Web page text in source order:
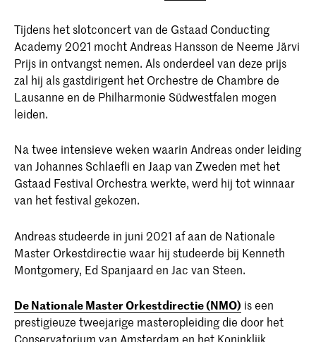
Tijdens het slotconcert van de Gstaad Conducting
Academy 2021 mocht Andreas Hansson de Neeme Järvi
Prijs in ontvangst nemen. Als onderdeel van deze prijs
zal hij als gastdirigent het Orchestre de Chambre de
Lausanne en de Philharmonie Südwestfalen mogen
leiden.
Na twee intensieve weken waarin Andreas onder leiding
van Johannes Schlaefli en Jaap van Zweden met het
Gstaad Festival Orchestra werkte, werd hij tot winnaar
van het festival gekozen.
Andreas studeerde in juni 2021 af aan de Nationale
Master Orkestdirectie waar hij studeerde bij Kenneth
Montgomery, Ed Spanjaard en Jac van Steen.
De Nationale Master Orkestdirectie (NMO) is een
prestigieuze tweejarige masteropleiding die door het
Conservatorium van Amsterdam en het Koninklijk